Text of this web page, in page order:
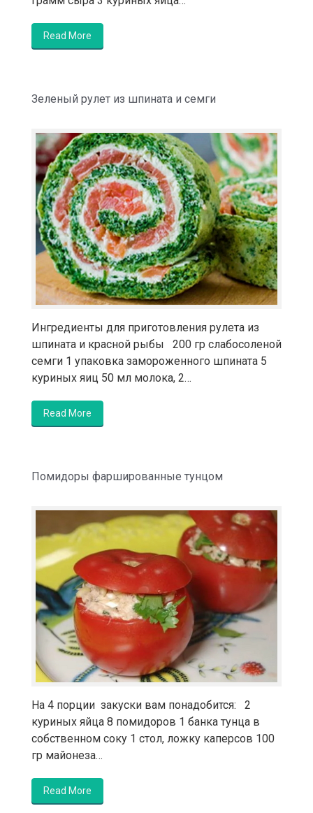
Read More
Зеленый рулет из шпината и семги
Ингредиенты для приготовления рулета из
шпината и красной рыбы 200 гр слабосоленой
семги 1 упаковка замороженного шпината 5
куриных яиц 50 мл молока, 2…
Read More
Помидоры фаршированные тунцом
На 4 порции закуски вам понадобится: 2
куриных яйца 8 помидоров 1 банка тунца в
собственном соку 1 стол, ложку каперсов 100
гр майонеза…
Read More